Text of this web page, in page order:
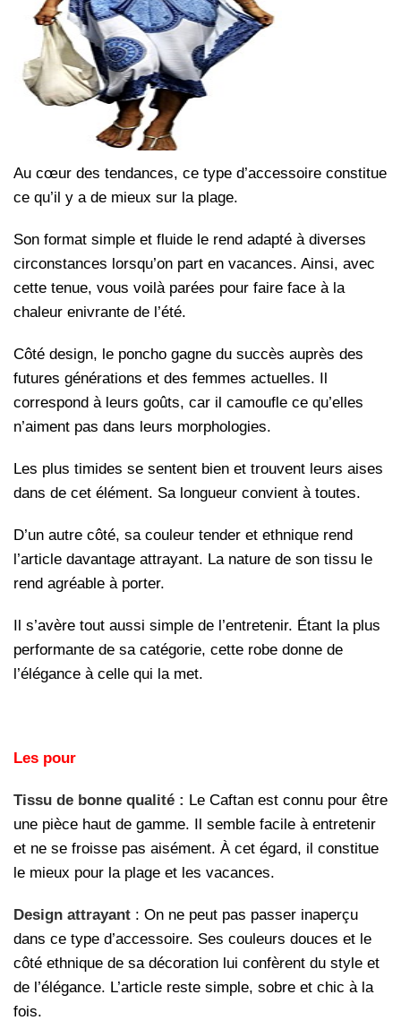
Au cœur des tendances, ce type d’accessoire constitue
ce qu’il y a de mieux sur la plage.
Son format simple et fluide le rend adapté à diverses
circonstances lorsqu’on part en vacances. Ainsi, avec
cette tenue, vous voilà parées pour faire face à la
chaleur enivrante de l’été.
Côté design, le poncho gagne du succès auprès des
futures générations et des femmes actuelles. Il
correspond à leurs goûts, car il camoufle ce qu’elles
n’aiment pas dans leurs morphologies.
Les plus timides se sentent bien et trouvent leurs aises
dans de cet élément. Sa longueur convient à toutes.
D’un autre côté, sa couleur tender et ethnique rend
l’article davantage attrayant. La nature de son tissu le
rend agréable à porter.
Il s’avère tout aussi simple de l’entretenir. Étant la plus
performante de sa catégorie, cette robe donne de
l’élégance à celle qui la met.
Les pour
Tissu de bonne qualité : Le Caftan est connu pour être
une pièce haut de gamme. Il semble facile à entretenir
et ne se froisse pas aisément. À cet égard, il constitue
le mieux pour la plage et les vacances.
Design attrayant : On ne peut pas passer inaperçu
dans ce type d’accessoire. Ses couleurs douces et le
côté ethnique de sa décoration lui confèrent du style et
de l’élégance. L’article reste simple, sobre et chic à la
fois.